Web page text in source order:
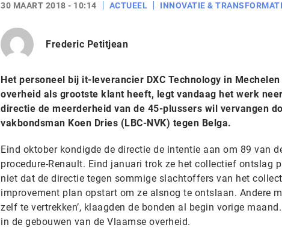
30 MAART 2018 - 10:14 ACTUEEL INNOVATIE &
Frederic Petitjean
Het personeel bij it-leverancier DXC Technology in
overheid als grootste klant heeft, legt vandaag het werk
directie de meerderheid van de 45-plussers wil vervangen
vakbondsman Koen Dries (LBC-NVK) tegen Belga.
Eind oktober kondigde de directie de intentie aan om 89 van
procedure-Renault. Eind januari trok ze het collectief ontslag
niet dat de directie tegen sommige slachtoffers van het
improvement plan opstart om ze alsnog te ontslaan. Andere
zelf te vertrekken’, klaagden de bonden al begin vorige
in de gebouwen van de Vlaamse overheid.